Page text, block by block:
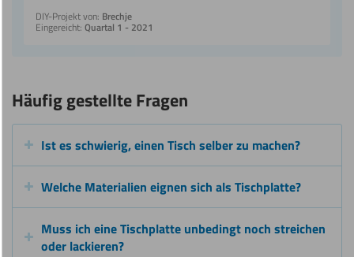
DIY-Projekt von: Brechje
Eingereicht: Quartal 1 - 2021
Häufig gestellte Fragen
Ist es schwierig, einen Tisch selber zu machen?
Welche Materialien eignen sich als Tischplatte?
Muss ich eine Tischplatte unbedingt noch streichen
oder lackieren?